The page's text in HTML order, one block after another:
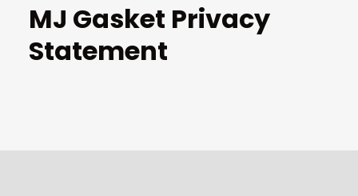
MJ Gasket Privacy
Statement